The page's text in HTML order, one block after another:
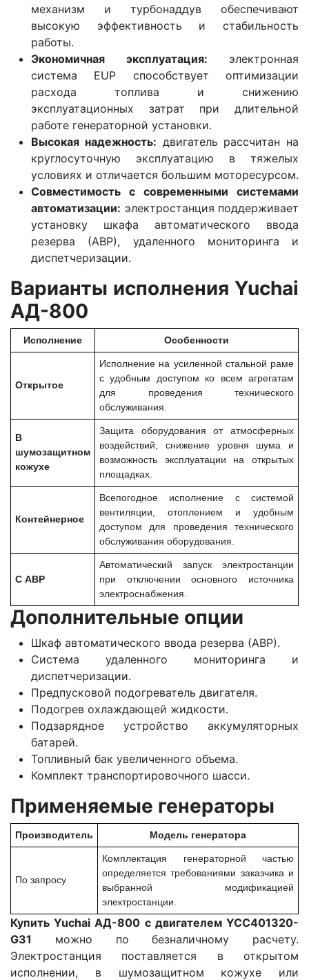
механизм и турбонаддув обеспечивают
высокую эффективность и стабильность
работы.
Экономичная эксплуатация: электронная
система EUP способствует оптимизации
расхода топлива и снижению
эксплуатационных затрат при длительной
работе генераторной установки.
Высокая надежность: двигатель рассчитан на
круглосуточную эксплуатацию в тяжелых
условиях и отличается большим моторесурсом.
Совместимость с современными системами
автоматизации: электростанция поддерживает
установку шкафа автоматического ввода
резерва (АВР), удаленного мониторинга и
диспетчеризации.
Варианты исполнения Yuchai
АД-800
Исполнение Особенности
Открытое
Исполнение на усиленной стальной раме
с удобным доступом ко всем агрегатам
для проведения технического
обслуживания.
В
шумозащитном
кожухе
Защита оборудования от атмосферных
воздействий, снижение уровня шума и
возможность эксплуатации на открытых
площадках.
Контейнерное
Всепогодное исполнение с системой
вентиляции, отоплением и удобным
доступом для проведения технического
обслуживания оборудования.
С АВР
Автоматический запуск электростанции
при отключении основного источника
электроснабжения.
Дополнительные опции
Шкаф автоматического ввода резерва (АВР).
Система удаленного мониторинга и
диспетчеризации.
Предпусковой подогреватель двигателя.
Подогрев охлаждающей жидкости.
Подзарядное устройство аккумуляторных
батарей.
Топливный бак увеличенного объема.
Комплект транспортировочного шасси.
Применяемые генераторы
Производитель Модель генератора
По запросу
Комплектация генераторной частью
определяется требованиями заказчика и
выбранной модификацией
электростанции.
Купить Yuchai АД-800 с двигателем YCC401320-
G31 можно по безналичному расчету.
Электростанция поставляется в открытом
исполнении, в шумозащитном кожухе или